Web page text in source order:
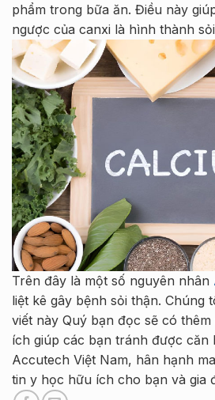
phẩm trong bữa ăn. Điều này
ngược của canxi là hình thành
Trên đây là một số nguyên nhân
liệt kê gây bệnh sỏi thận. Chúng
viết này Quý bạn đọc sẽ có
ích giúp các bạn tránh được căn
Accutech Việt Nam, hân hạnh
tin y học hữu ích cho bạn và gia